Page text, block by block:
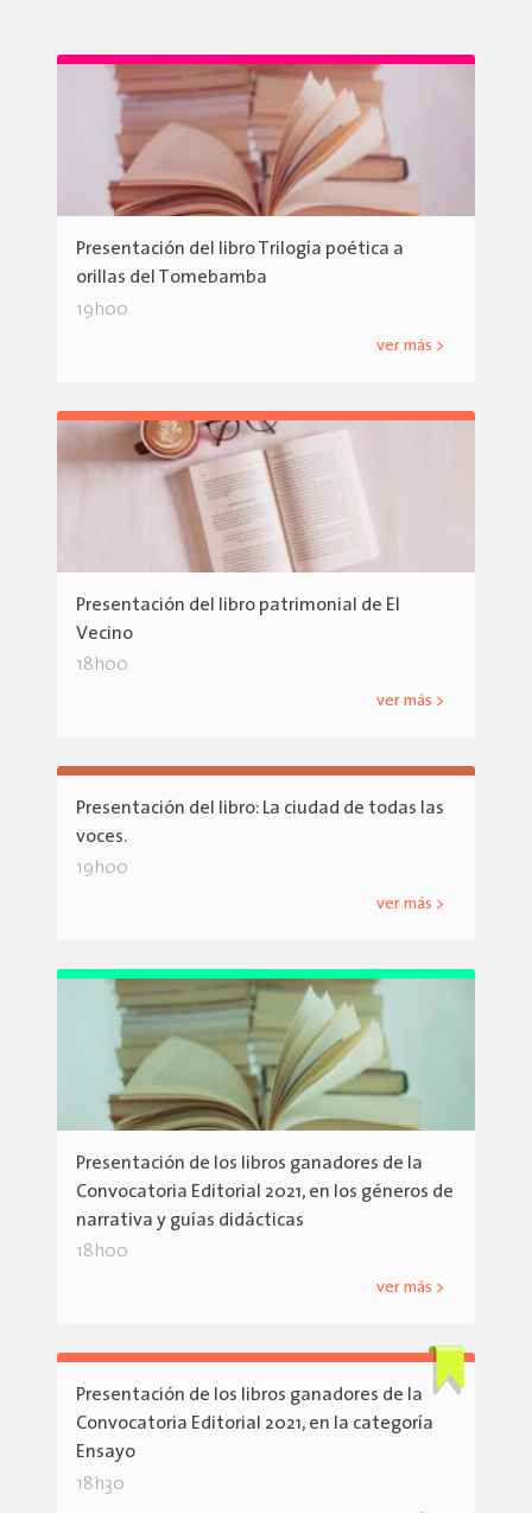
Presentación del libro Trilogía poética a
orillas del Tomebamba
19h00
ver más >
Presentación del libro patrimonial de El
Vecino
18h00
ver más >
Presentación del libro: La ciudad de todas las
voces.
19h00
ver más >
Presentación de los libros ganadores de la
Convocatoria Editorial 2021, en los géneros de
narrativa y guías didácticas
18h00
ver más >
Presentación de los libros ganadores de la
Convocatoria Editorial 2021, en la categoría
Ensayo
18h30